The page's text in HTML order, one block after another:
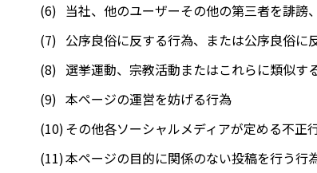
当社、他のユーザーその他の第三者を誹
公序良俗に反する行為、または公序良俗に
選挙運動、宗教活動またはこれらに類似す
本ページの運営を妨げる行為
その他各ソーシャルメディアが定める不正
本ページの目的に関係のない投稿を行う行